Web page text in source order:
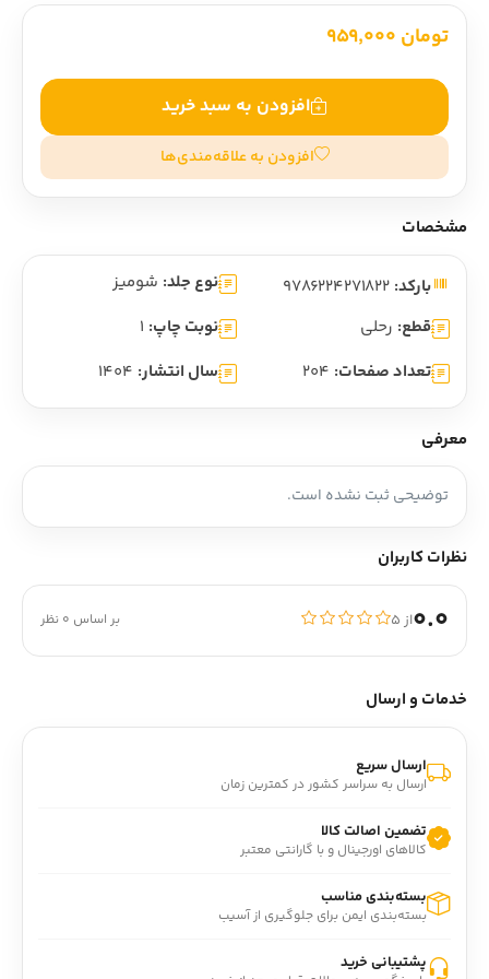
تومان 959,000
افزودن به سبد خرید
افزودن به علاقه‌مندی‌ها
مشخصات
بارکد: نوع جلد: شومیز
قطع: رحلی نوبت چاپ: 1
تعداد صفحات: 204 سال انتشار: 1404
معرفی
توضیحی ثبت نشده است.
نظرات کاربران
0.0از ۵ بر اساس 0 نظر
خدمات و ارسال
ارسال سریع
ارسال به سراسر کشور در کمترین زمان
تضمین اصالت کالا
کالاهای اورجینال و با گارانتی معتبر
بسته‌بندی مناسب
بسته‌بندی ایمن برای جلوگیری از آسیب
پشتیبانی خرید